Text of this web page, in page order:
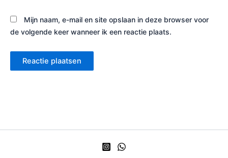
Mijn naam, e-mail en site opslaan in deze browser voor
de volgende keer wanneer ik een reactie plaats.